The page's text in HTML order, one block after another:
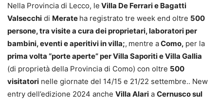
Nella Provincia di Lecco, le Villa De Ferrari e Bagatti
Valsecchi di Merate ha registrato tre week end oltre 500
persone, tra visite a cura dei proprietari, laboratori per
bambini, eventi e aperitivi in villa;, mentre aComo, per la
prima volta “porte aperte” per Villa Saporiti e Villa Gallia
(di proprietà della Provincia di Como) con oltre 500
visitatori nelle giornate del 14/15 e 21/22 settembre.. New
entry dell’edizione 2024 anche Villa Alari a Cernusco sul